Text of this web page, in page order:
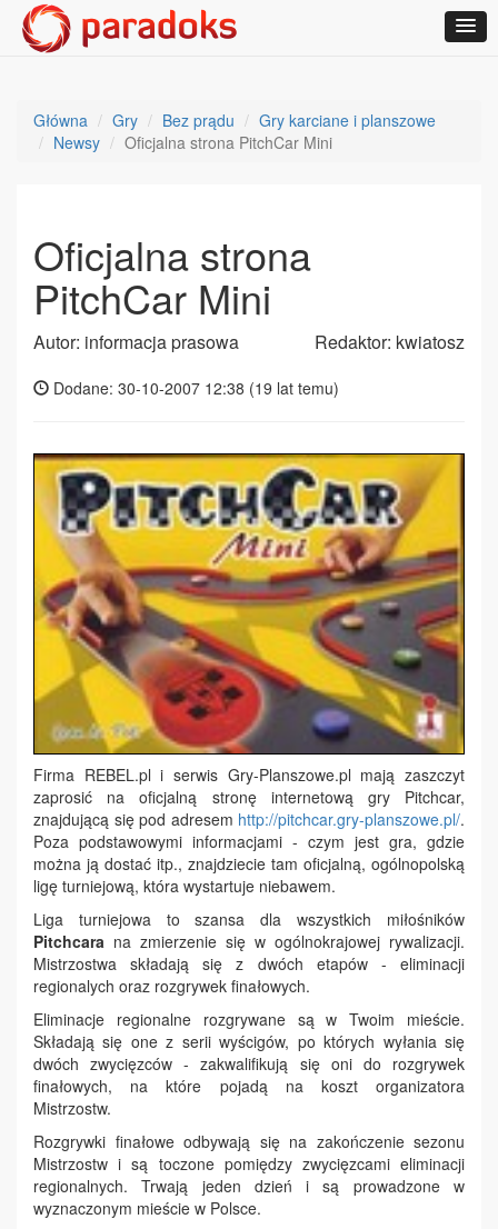
Główna Gry Bez prądu
Gry karciane i planszowe
Newsy
Oficjalna strona PitchCar Mini
Oficjalna strona
PitchCar Mini
Autor: informacja prasowa Redaktor: kwiatosz
Dodane: 30-10-2007 12:38 (19 lat temu)
Firma REBEL.pl i serwis Gry-Planszowe.pl mają zaszczyt
zaprosić na oficjalną stronę internetową gry Pitchcar,
znajdującą się pod adresem http://pitchcar.gry-planszowe.pl/.
Poza podstawowymi informacjami - czym jest gra, gdzie
można ją dostać itp., znajdziecie tam oficjalną, ogólnopolską
ligę turniejową, która wystartuje niebawem.
Liga turniejowa to szansa dla wszystkich miłośników
Pitchcara na zmierzenie się w ogólnokrajowej rywalizacji.
Mistrzostwa składają się z dwóch etapów - eliminacji
regionalych oraz rozgrywek finałowych.
Eliminacje regionalne rozgrywane są w Twoim mieście.
Składają się one z serii wyścigów, po których wyłania się
dwóch zwycięzców - zakwalifikują się oni do rozgrywek
finałowych, na które pojadą na koszt organizatora
Mistrzostw.
Rozgrywki finałowe odbywają się na zakończenie sezonu
Mistrzostw i są toczone pomiędzy zwycięzcami eliminacji
regionalnych. Trwają jeden dzień i są prowadzone w
wyznaczonym mieście w Polsce.